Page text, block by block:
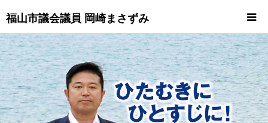
福山市議会議員 岡崎まさずみ
HOME
重要情報
プロフィール